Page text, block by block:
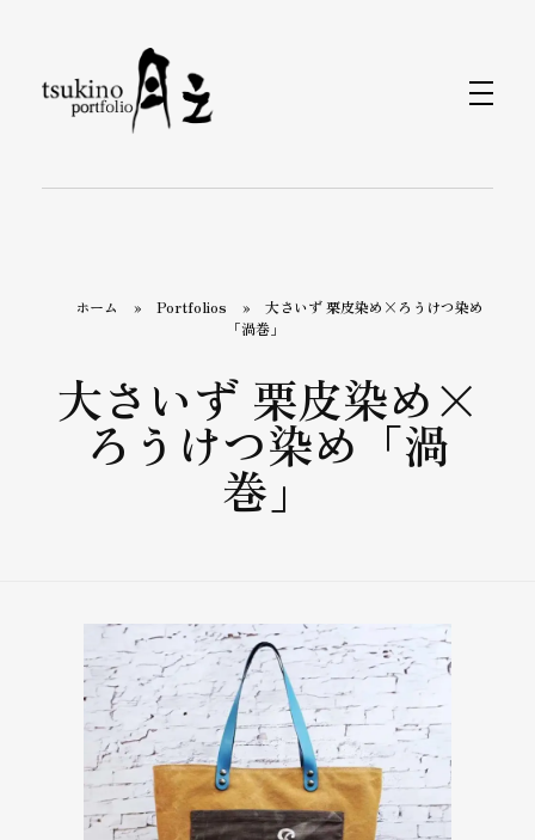
ホーム » Portfolios »
大さいず 栗皮染め×ろうけつ染め
「渦巻」
大さいず 栗皮染め×
ろうけつ染め「渦
巻」